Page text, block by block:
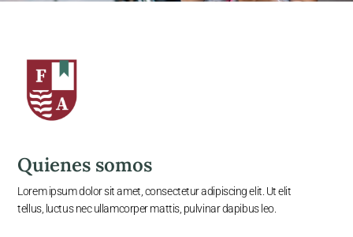
Quienes somos
Lorem ipsum dolor sit amet, consectetur adipiscing elit. Ut elit
tellus, luctus nec ullamcorper mattis, pulvinar dapibus leo.